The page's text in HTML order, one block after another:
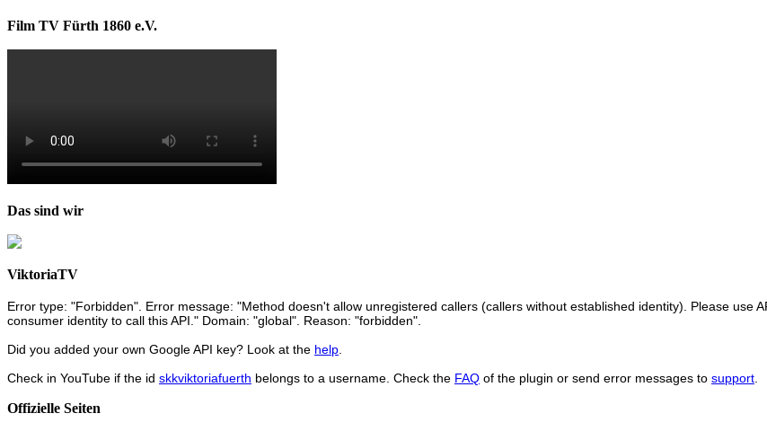
Film TV Fürth 1860 e.V.
Das sind wir
ViktoriaTV
Error type: "Forbidden". Error message: "Method doesn't allow unregistered callers (callers without established identity). Please use
consumer identity to call this API." Domain: "global". Reason: "forbidden".
Did you added your own Google API key? Look at the help
Check in YouTube if the id skkviktoriafuerth belongs to a username. Check the FAQ of the plugin or send error messages to support
Offizielle Seiten